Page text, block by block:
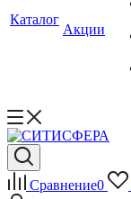
Каталог
Акции
Сравнение0